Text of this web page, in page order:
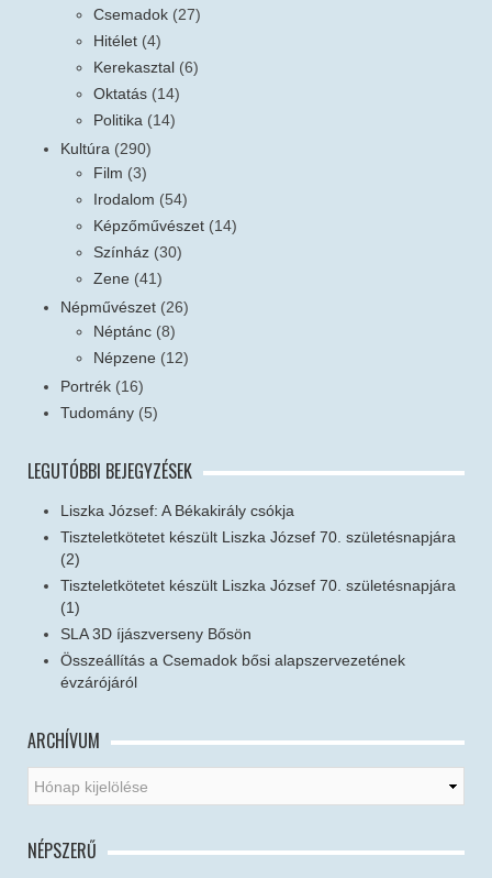
Csemadok (27)
Hitélet (4)
Kerekasztal (6)
Oktatás (14)
Politika (14)
Kultúra (290)
Film (3)
Irodalom (54)
Képzőművészet (14)
Színház (30)
Zene (41)
Népművészet (26)
Néptánc (8)
Népzene (12)
Portrék (16)
Tudomány (5)
LEGUTÓBBI BEJEGYZÉSEK
Liszka József: A Békakirály csókja
Tiszteletkötetet készült Liszka József 70. születésnapjára
(2)
Tiszteletkötetet készült Liszka József 70. születésnapjára
(1)
SLA 3D íjászverseny Bősön
Összeállítás a Csemadok bősi alapszervezetének
évzárójáról
ARCHÍVUM
NÉPSZERŰ